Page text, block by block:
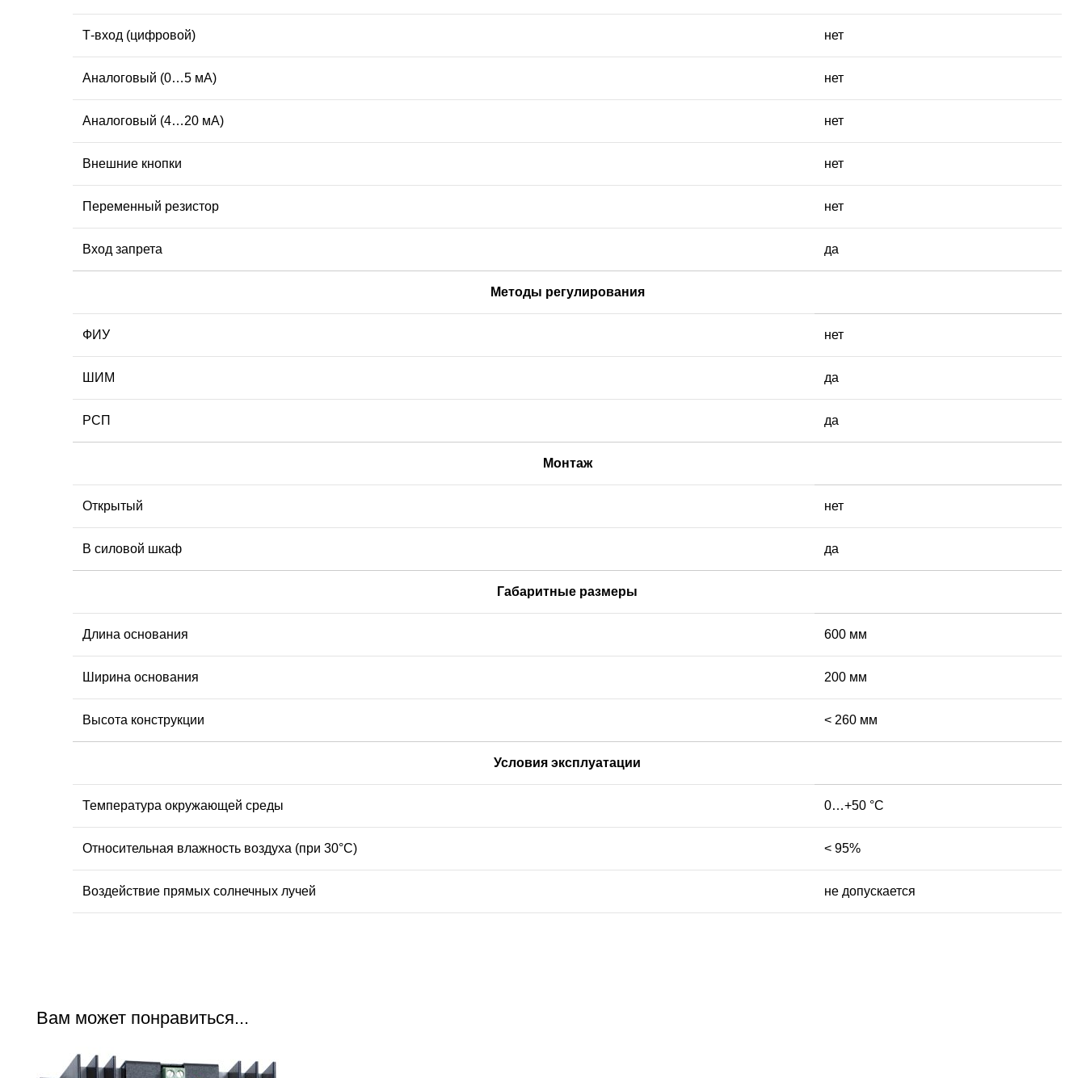
Т-вход (цифровой) нет
Аналоговый (0…5 мА) нет
Аналоговый (4…20 мА) нет
Внешние кнопки нет
Переменный резистор нет
Вход запрета да
Методы регулирования
ФИУ нет
ШИМ да
РСП да
Монтаж
Открытый нет
В силовой шкаф да
Габаритные размеры
Длина основания 600 мм
Ширина основания 200 мм
Высота конструкции < 260 мм
Условия эксплуатации
Температура окружающей среды 0…+50 °С
Относительная влажность воздуха (при 30°С) < 95%
Воздействие прямых солнечных лучей не допускается
Вам может понравиться...